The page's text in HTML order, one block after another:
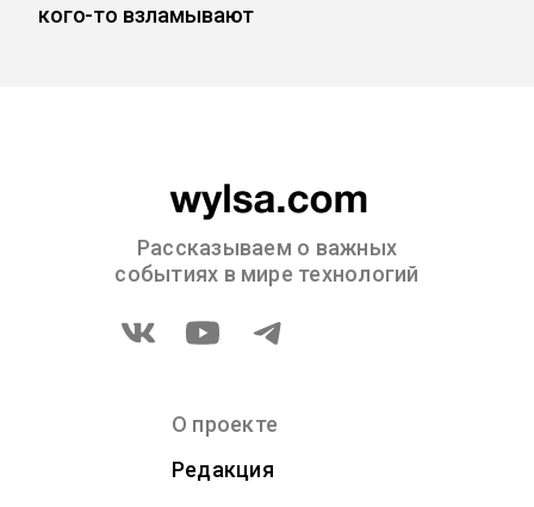
кого-то взламывают
Рассказываем о важных
событиях в мире технологий
О проекте
Редакция